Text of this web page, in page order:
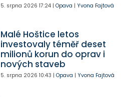
5. srpna 2026 17:24| Opava | Yvona Fajtová
Malé Hoštice letos
investovaly téměř deset
milionů korun do oprav i
nových staveb
5. srpna 2026 10:43 | Opava | Yvona Fajtová